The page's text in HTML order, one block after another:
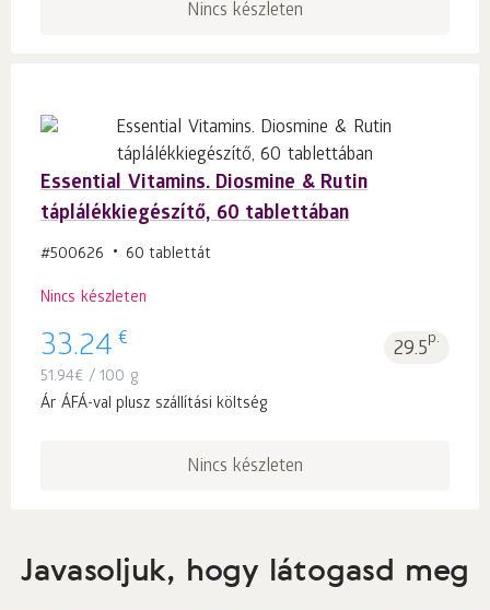
Nincs készleten
Essential Vitamins. Diosmine & Rutin
táplálékkiegészítő, 60 tablettában
#500626 60 tablettát
Nincs készleten
33.24 € 29.5p.
51.94€ / 100 g
Ár ÁFÁ-val plusz szállítási költség
Nincs készleten
Javasoljuk, hogy látogasd meg